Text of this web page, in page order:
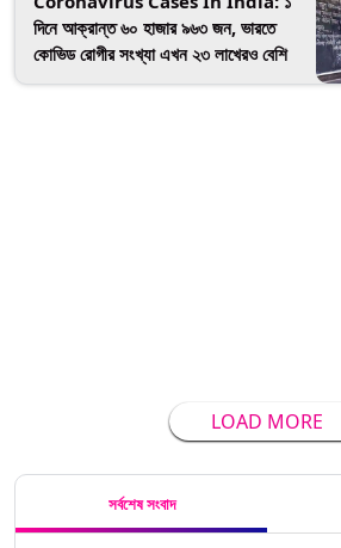
দিনে আক্রান্ত ৬০ হাজার ৯৬৩ জন, ভারতে
কোভিড রোগীর সংখ্যা এখন ২৩ লাখেরও বেশি
LOAD MORE
সর্বশেষ সংবাদ